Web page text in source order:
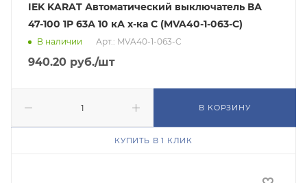
IEK KARAT Автоматический выключатель ВА
47-100 1Р 63А 10 кА х-ка С (MVA40-1-063-C)
В наличии Арт.: MVA40-1-063-C
940.20 руб./шт
В КОРЗИНУ
КУПИТЬ В 1 КЛИК